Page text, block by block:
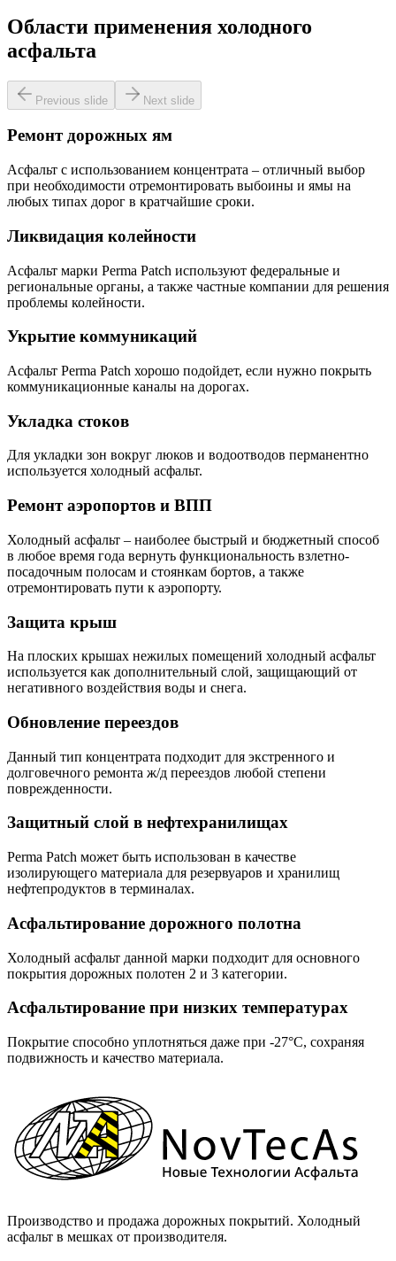
Области применения холодного
асфальта
Previous slide Next slide
Ремонт дорожных ям
Асфальт с использованием концентрата – отличный выбор
при необходимости отремонтировать выбоины и ямы на
любых типах дорог в кратчайшие сроки.
Ликвидация колейности
Асфальт марки Perma Patch используют федеральные и
региональные органы, а также частные компании для решения
проблемы колейности.
Укрытие коммуникаций
Асфальт Perma Patch хорошо подойдет, если нужно покрыть
коммуникационные каналы на дорогах.
Укладка стоков
Для укладки зон вокруг люков и водоотводов перманентно
используется холодный асфальт.
Ремонт аэропортов и ВПП
Холодный асфальт – наиболее быстрый и бюджетный способ
в любое время года вернуть функциональность взлетно-
посадочным полосам и стоянкам бортов, а также
отремонтировать пути к аэропорту.
Защита крыш
На плоских крышах нежилых помещений холодный асфальт
используется как дополнительный слой, защищающий от
негативного воздействия воды и снега.
Обновление переездов
Данный тип концентрата подходит для экстренного и
долговечного ремонта ж/д переездов любой степени
поврежденности.
Защитный слой в нефтехранилищах
Perma Patch может быть использован в качестве
изолирующего материала для резервуаров и хранилищ
нефтепродуктов в терминалах.
Асфальтирование дорожного полотна
Холодный асфальт данной марки подходит для основного
покрытия дорожных полотен 2 и 3 категории.
Асфальтирование при низких температурах
Покрытие способно уплотняться даже при -27°С, сохраняя
подвижность и качество материала.
Производство и продажа дорожных покрытий. Холодный
асфальт в мешках от производителя.